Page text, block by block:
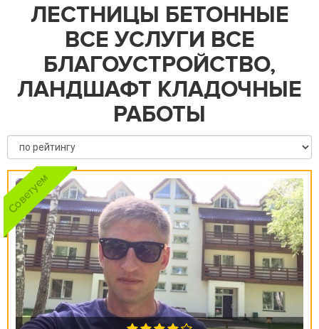
ЛЕСТНИЦЫ БЕТОННЫЕ
ВСЕ УСЛУГИ ВСЕ
БЛАГОУСТРОЙСТВО,
ЛАНДШАФТ КЛАДОЧНЫЕ
РАБОТЫ